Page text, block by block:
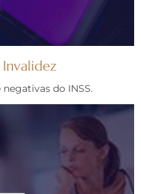
do INSS.